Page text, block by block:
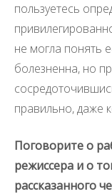
пользуетесь
не могла понять
болезненна, но
правильно, даже
Поговорите о
режиссера и о
рассказанного